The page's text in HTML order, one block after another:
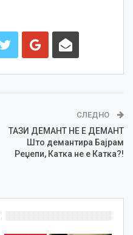
СЛЕДНО
ТАЗИ ДЕМАНТ НЕ Е ДЕМАНТ
Што демантира Бајрам
Реџепи, Катка не е Катка?!